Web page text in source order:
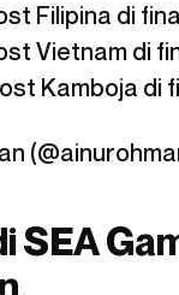
Filipina di
Vietnam di
Kamboja di
SEA